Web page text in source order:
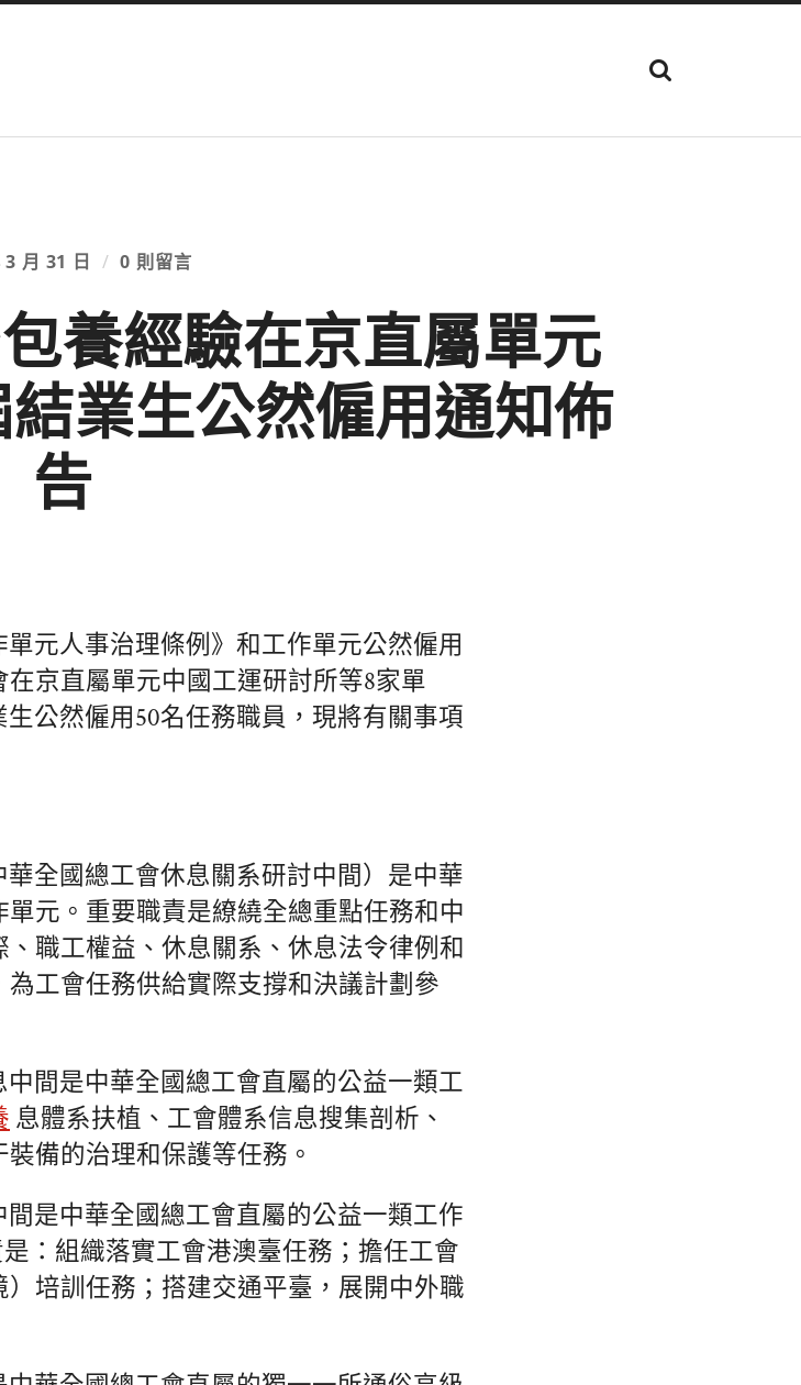
顯
示
位
月 31 日 / 0 則留言
養經驗在京直屬單元
業生公然僱用通知佈
告
元人事治理條例》和工作單元公然僱用
京直屬單元中國工運研討所等8家單
公然僱用50名任務職員，現將有關事項
華全國總工會休息關系研討中間）是中華
元。重要職責是繚繞全總重點任務和中
職工權益、休息關系、休息法令律例和
工會任務供給實際支撐和決議計劃參
中間是中華全國總工會直屬的公益一類工
息體系扶植、工會體系信息搜集剖析、
備的治理和保護等任務。
間是中華全國總工會直屬的公益一類工作
：組織落實工會港澳臺任務；擔任工會
培訓任務；搭建交通平臺，展開中外職